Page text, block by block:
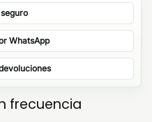
WhatsApp
frecuencia